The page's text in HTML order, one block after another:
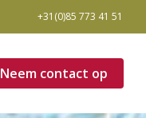
+31(0)85 773 41 51
Neem contact op